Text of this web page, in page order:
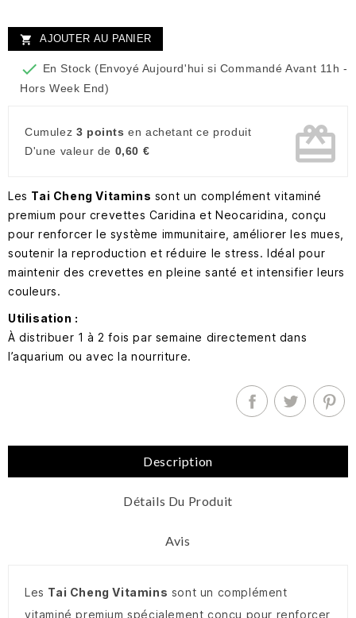
 AJOUTER AU PANIER
 En Stock (Envoyé Aujourd'hui si Commandé Avant 11h -
Hors Week End)
Cumulez 3 points en achetant ce produit
D'une valeur de 0,60 € card_giftcard
Les Tai Cheng Vitamins sont un complément vitaminé
premium pour crevettes Caridina et Neocaridina, conçu
pour renforcer le système immunitaire, améliorer les mues,
soutenir la reproduction et réduire le stress. Idéal pour
maintenir des crevettes en pleine santé et intensifier leurs
couleurs.
Utilisation :
À distribuer 1 à 2 fois par semaine directement dans
l’aquarium ou avec la nourriture.
Description
Détails Du Produit
Avis
Les Tai Cheng Vitamins sont un complément
vitaminé premium spécialement conçu pour renforcer